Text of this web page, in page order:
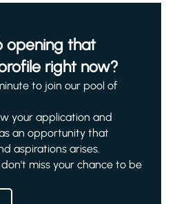
opening that
right now?
to join our pool of
your application and
an opportunity that
aspirations arises.
miss your chance to be